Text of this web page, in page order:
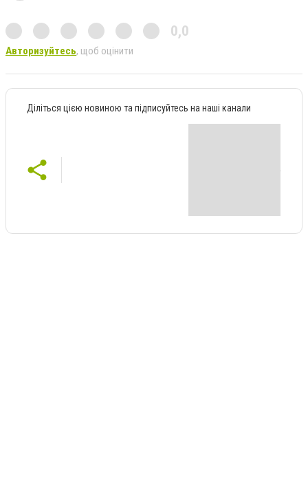
0,0
Авторизуйтесь, щоб оцінити
Діліться цією новиною та підписуйтесь на наші канали